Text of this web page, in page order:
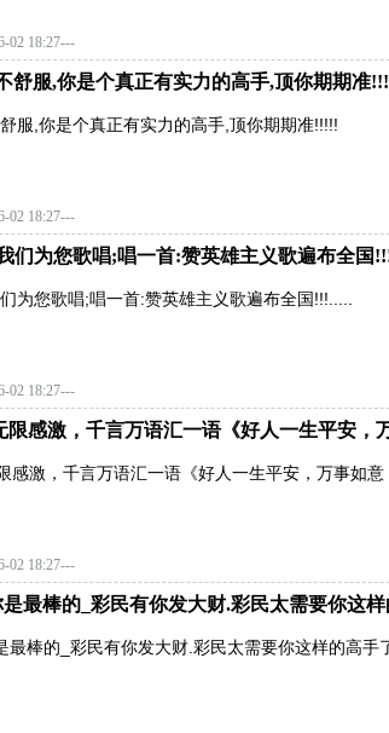
02 18:27---
舒服,你是个真正有实力的高手,顶你期期准
服,你是个真正有实力的高手,顶你期期准!!!!!
02 18:27---
们为您歌唱;唱一首:赞英雄主义歌遍布全国
为您歌唱;唱一首:赞英雄主义歌遍布全国!!!.....
02 18:27---
感激，千言万语汇一语《好人一生平安，
感激，千言万语汇一语《好人一生平安，万事如意
02 18:27---
最棒的_彩民有你发大财.彩民太需要你这
最棒的_彩民有你发大财.彩民太需要你这样的高手